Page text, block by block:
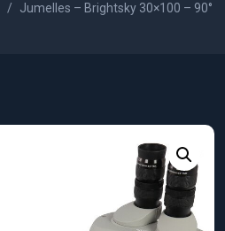
Jumelles – Brightsky 30×100 – 90°